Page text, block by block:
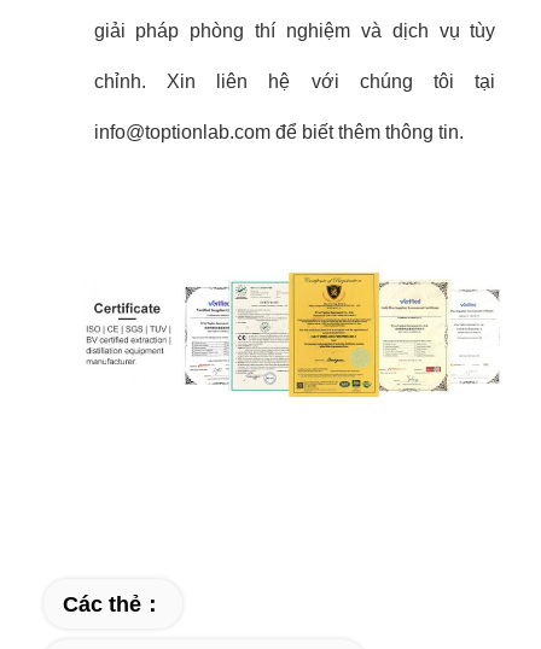
giải pháp phòng thí nghiệm và dịch vụ tùy
chỉnh. Xin liên hệ với chúng tôi tại
info@toptionlab.com để biết thêm thông tin.
Các thẻ：